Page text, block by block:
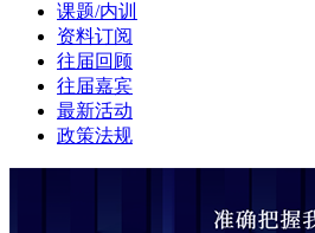
课题/内训
资料订阅
往届回顾
往届嘉宾
最新活动
政策法规